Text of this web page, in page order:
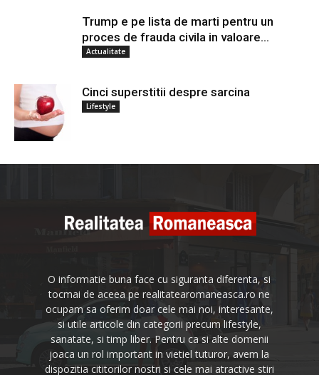
Trump e pe lista de marti pentru un
proces de frauda civila in valoare...
Actualitate
Cinci superstitii despre sarcina
Lifestyle
O informatie buna face cu siguranta diferenta, si
tocmai de aceea pe realitatearomaneasca.ro ne
ocupam sa oferim doar cele mai noi, interesante,
si utile articole din categorii precum lifestyle,
sanatate, si timp liber. Pentru ca si alte domenii
joaca un rol important in vietiel tuturor, avem la
dispozitia cititorilor nostri si cele mai atractive stiri